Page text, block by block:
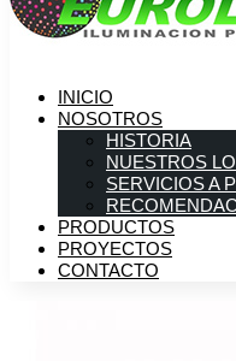
INICIO
NOSOTROS
HISTORIA
NUESTROS
SERVICIOS A
PRODUCTOS
PROYECTOS
CONTACTO